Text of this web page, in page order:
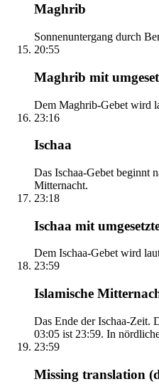
Maghrib
Sonnenuntergang durch
20:55
Maghrib mit
Dem Maghrib-Gebet wird
23:16
Ischaa
Das Ischaa-Gebet beginnt
Mitternacht.
23:18
Ischaa mit
Dem Ischaa-Gebet wird
23:59
Islamische
Das Ende der Ischaa-Zeit.
03:05 ist 23:59. In
23:59
Missing translation